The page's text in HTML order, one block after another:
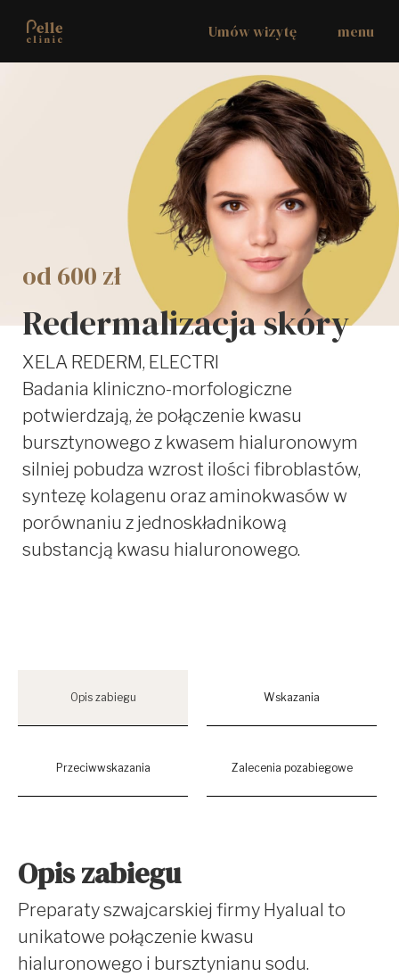
Umów wizytę menu
od 600 zł
Redermalizacja skóry
XELA REDERM, ELECTRI
Badania kliniczno-morfologiczne
potwierdzają, że połączenie kwasu
bursztynowego z kwasem hialuronowym
silniej pobudza wzrost ilości fibroblastów,
syntezę kolagenu oraz aminokwasów w
porównaniu z jednoskładnikową
substancją kwasu hialuronowego.
Opis zabiegu Wskazania
Przeciwwskazania Zalecenia pozabiegowe
Opis zabiegu
Preparaty szwajcarskiej firmy Hyalual to
unikatowe połączenie kwasu
hialuronowego i bursztynianu sodu.